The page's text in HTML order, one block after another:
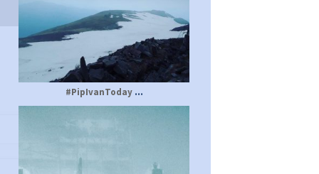
#PipIvanToday ...